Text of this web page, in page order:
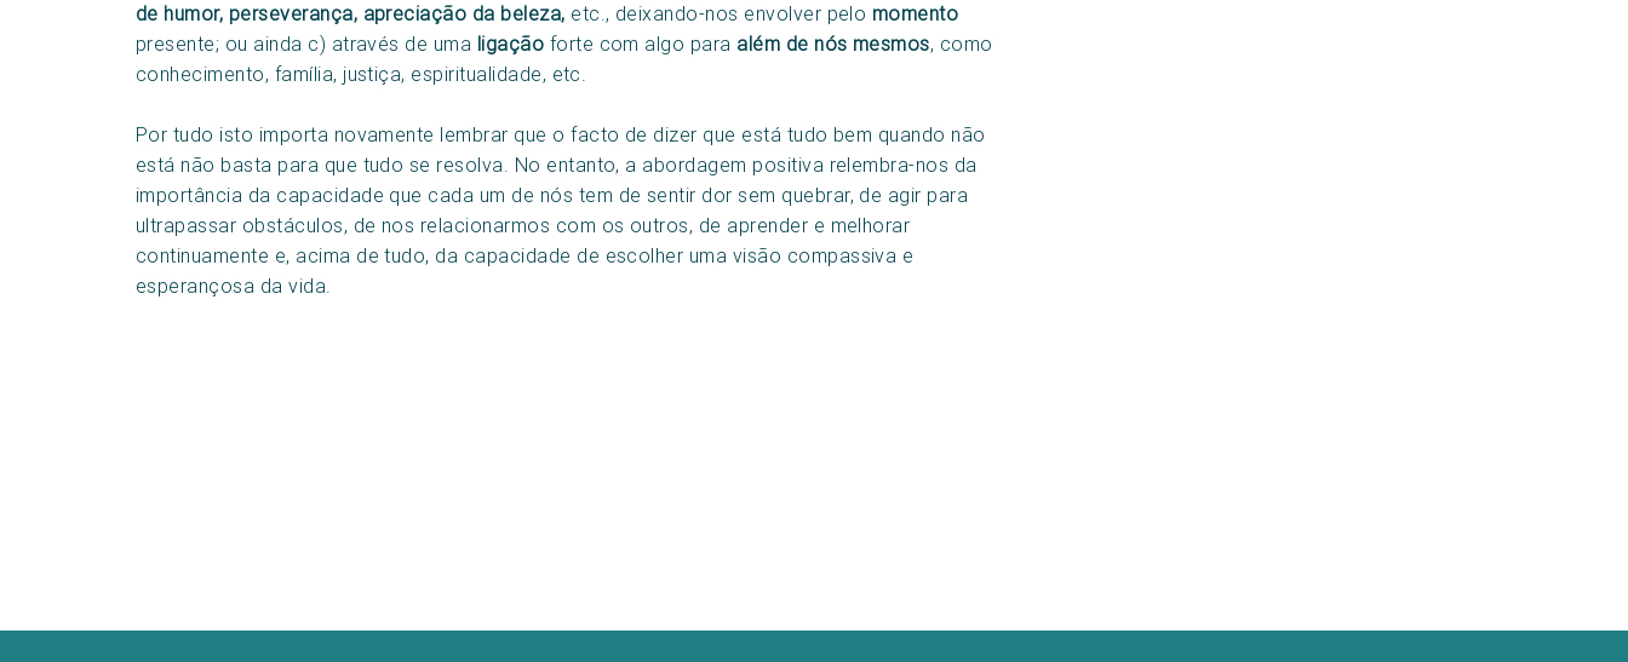
de humor, perseverança, apreciação da beleza, etc., deixando-nos envolver pelo momento
presente; ou ainda c) através de uma ligação forte com algo para além de nós mesmos, como
conhecimento, família, justiça, espiritualidade, etc.
Por tudo isto importa novamente lembrar que o facto de dizer que está tudo bem quando não
está não basta para que tudo se resolva. No entanto, a abordagem positiva relembra-nos da
importância da capacidade que cada um de nós tem de sentir dor sem quebrar, de agir para
ultrapassar obstáculos, de nos relacionarmos com os outros, de aprender e melhorar
continuamente e, acima de tudo, da capacidade de escolher uma visão compassiva e
esperançosa da vida.